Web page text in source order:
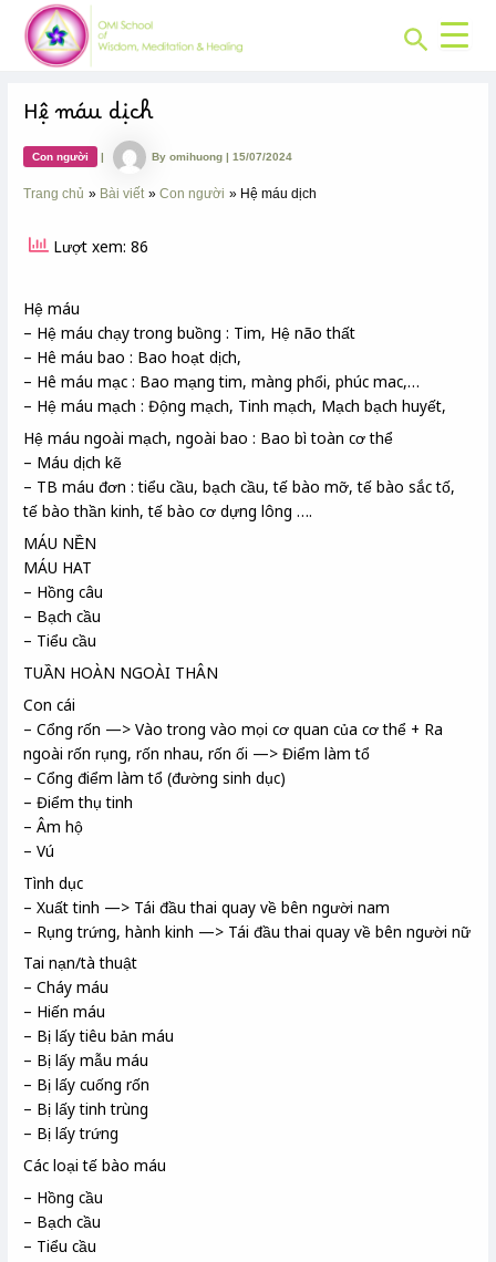
content
Search
Hệ máu dịch
Con người | Byomihuong|15/07/2024
Trang chủ Bài viết Con người Hệ máu dịch
Lượt xem: 86
Hệ máu
– Hệ máu chạy trong buồng : Tim, Hệ não thất
– Hê máu bao : Bao hoạt dịch,
– Hê máu mạc : Bao mạng tim, màng phổi, phúc mac,…
– Hệ máu mạch : Động mạch, Tinh mạch, Mạch bạch huyết,
Hệ máu ngoài mạch, ngoài bao : Bao bì toàn cơ thể
– Máu dịch kẽ
– TB máu đơn : tiểu cầu, bạch cầu, tế bào mỡ, tế bào sắc tố,
tế bào thần kinh, tế bào cơ dựng lông ….
MÁU NỀN
MÁU HAT
– Hồng câu
– Bạch cầu
– Tiểu cầu
TUẦN HOÀN NGOÀI THÂN
Con cái
– Cổng rốn —> Vào trong vào mọi cơ quan của cơ thể + Ra
ngoài rốn rụng, rốn nhau, rốn ối —> Điểm làm tổ
– Cổng điểm làm tổ (đường sinh dục)
– Điểm thụ tinh
– Âm hộ
– Vú
Tình dục
– Xuất tinh —> Tái đầu thai quay về bên người nam
– Rụng trứng, hành kinh —> Tái đầu thai quay về bên người nữ
Tai nạn/tà thuật
– Cháy máu
– Hiến máu
– Bị lấy tiêu bản máu
– Bị lấy mẫu máu
– Bị lấy cuống rốn
– Bị lấy tinh trùng
– Bị lấy trứng
Các loại tế bào máu
– Hồng cầu
– Bạch cầu
– Tiểu cầu
Post
navigation
CHUYÊN
MỤC: